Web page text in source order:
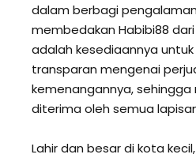
dalam berbagi
membedakan Habibi88
adalah kesediaannya
transparan mengenai
kemenangannya,
diterima oleh semua
Lahir dan besar di kota